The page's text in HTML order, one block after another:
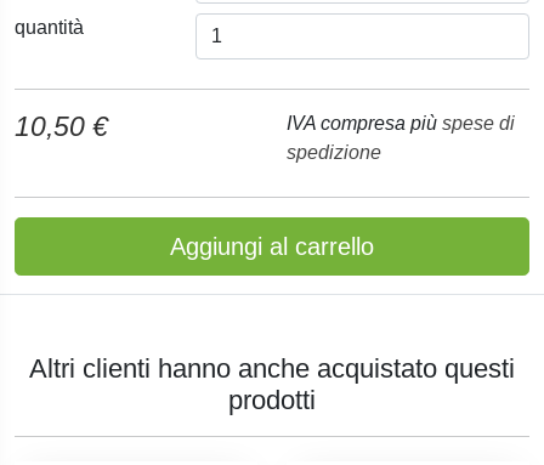
quantità
10,50 € IVA compresa più spese di
spedizione
Aggiungi al carrello
Altri clienti hanno anche acquistato questi
prodotti